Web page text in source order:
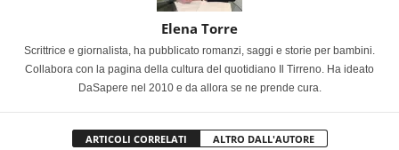
Elena Torre
Scrittrice e giornalista, ha pubblicato romanzi, saggi e storie per bambini.
Collabora con la pagina della cultura del quotidiano Il Tirreno. Ha ideato
DaSapere nel 2010 e da allora se ne prende cura.
ARTICOLI CORRELATI ALTRO DALL'AUTORE